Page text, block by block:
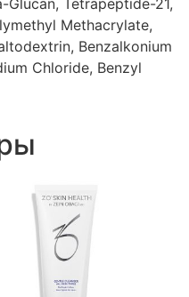
Methacrylate,
Benzalkonium
Chloride, Benzyl